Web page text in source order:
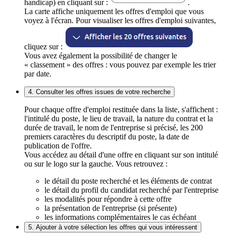
handicap) en cliquant sur :
.
La carte affiche uniquement les offres d'emploi que vous
voyez à l'écran. Pour visualiser les offres d'emploi suivantes,
cliquez sur :
Vous avez également la possibilité de changer le
« classement » des offres : vous pouvez par exemple les trier
par date.
4. Consulter les offres issues de votre recherche
Pour chaque offre d'emploi restituée dans la liste, s'affichent :
l'intitulé du poste, le lieu de travail, la nature du contrat et la
durée de travail, le nom de l'entreprise si précisé, les 200
premiers caractères du descriptif du poste, la date de
publication de l'offre.
Vous accédez au détail d'une offre en cliquant sur son intitulé
ou sur le logo sur la gauche. Vous retrouvez :
le détail du poste recherché et les éléments de contrat
le détail du profil du candidat recherché par l'entreprise
les modalités pour répondre à cette offre
la présentation de l'entreprise (si présente)
les informations complémentaires le cas échéant
5. Ajouter à votre sélection les offres qui vous intéressent